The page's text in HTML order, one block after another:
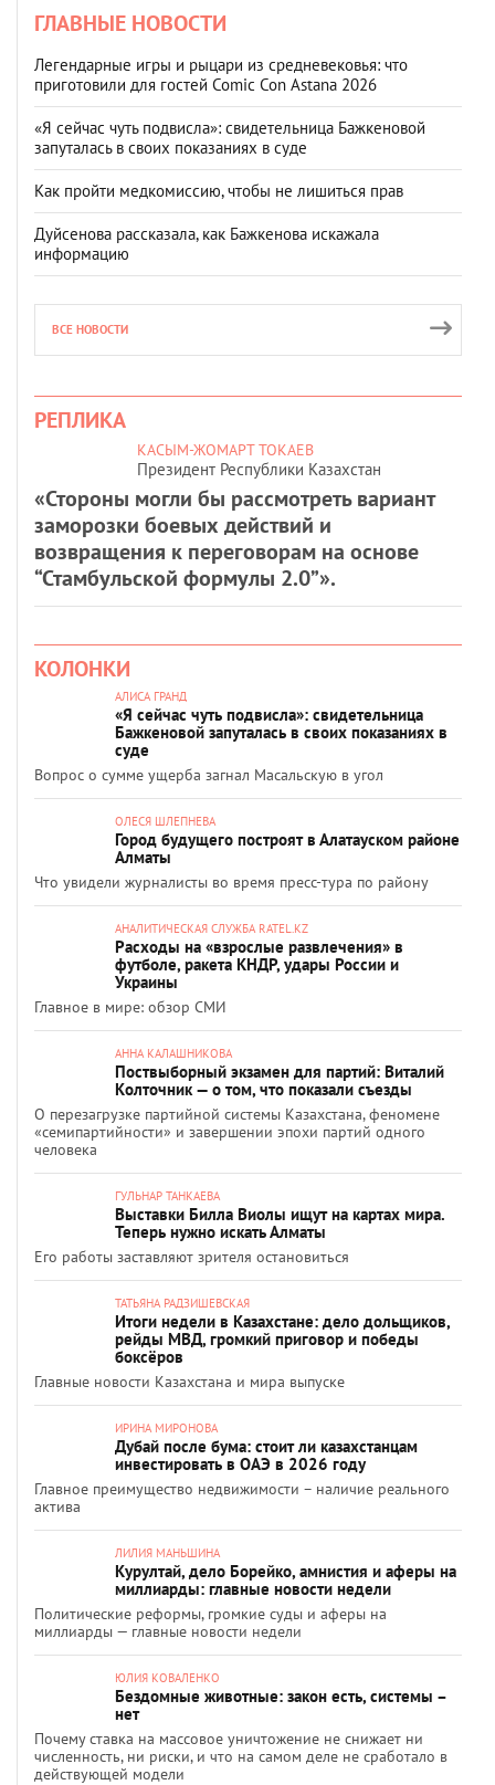
ГЛАВНЫЕ НОВОСТИ
Легендарные игры и рыцари из средневековья: что
приготовили для гостей Comic Con Astana 2026
«Я сейчас чуть подвисла»: свидетельница Бажкеновой
запуталась в своих показаниях в суде
Как пройти медкомиссию, чтобы не лишиться прав
Дуйсенова рассказала, как Бажкенова искажала
информацию
ВСЕ НОВОСТИ
РЕПЛИКА
КАСЫМ-ЖОМАРТ ТОКАЕВ
Президент Республики Казахстан
«Стороны могли бы рассмотреть вариант
заморозки боевых действий и
возвращения к переговорам на основе
“Стамбульской формулы 2.0”».
КОЛОНКИ
АЛИСА ГРАНД
«Я сейчас чуть подвисла»: свидетельница
Бажкеновой запуталась в своих показаниях в
суде
Вопрос о сумме ущерба загнал Масальскую в угол
ОЛЕСЯ ШЛЕПНЕВА
Город будущего построят в Алатауском районе
Алматы
Что увидели журналисты во время пресс-тура по району
АНАЛИТИЧЕСКАЯ СЛУЖБА RATEL.KZ
Расходы на «взрослые развлечения» в
футболе, ракета КНДР, удары России и
Украины
Главное в мире: обзор СМИ
АННА КАЛАШНИКОВА
Поствыборный экзамен для партий: Виталий
Колточник — о том, что показали съезды
О перезагрузке партийной системы Казахстана, феномене
«семипартийности» и завершении эпохи партий одного
человека
ГУЛЬНАР ТАНКАЕВА
Выставки Билла Виолы ищут на картах мира.
Теперь нужно искать Алматы
Его работы заставляют зрителя остановиться
ТАТЬЯНА РАДЗИШЕВСКАЯ
Итоги недели в Казахстане: дело дольщиков,
рейды МВД, громкий приговор и победы
боксёров
Главные новости Казахстана и мира выпуске
ИРИНА МИРОНОВА
Дубай после бума: стоит ли казахстанцам
инвестировать в ОАЭ в 2026 году
Главное преимущество недвижимости – наличие реального
актива
ЛИЛИЯ МАНЬШИНА
Курултай, дело Борейко, амнистия и аферы на
миллиарды: главные новости недели
Политические реформы, громкие суды и аферы на
миллиарды — главные новости недели
ЮЛИЯ КОВАЛЕНКО
Бездомные животные: закон есть, системы –
нет
Почему ставка на массовое уничтожение не снижает ни
численность, ни риски, и что на самом деле не сработало в
действующей модели